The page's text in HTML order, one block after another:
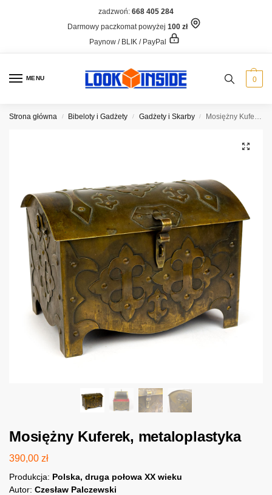
zadzwoń: 668 405 284
Darmowy paczkomat powyżej 100 zł
Paynow / BLIK / PayPal
MENU 0
Strona główna / Bibeloty i Gadżety / Gadżety i Skarby / Mosiężny Kuferek, metaloplastyka
Mosiężny Kuferek, metaloplastyka
390,00 zł
Produkcja: Polska, druga połowa XX wieku
Autor: Czesław Palczewski